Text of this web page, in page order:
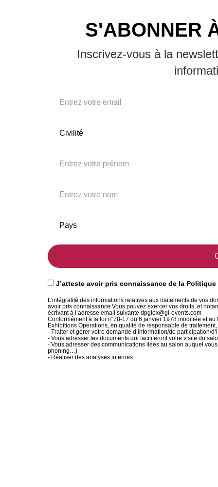
S'ABONNER
Inscrivez-vous à la
J’atteste avoir pris connaissance de la Politique
L’intégralité des informations relatives aux traitements de vos
avoir pris connaissance Vous pouvez exercer vos droits, et
écrivant à l’adresse email suivante dpglex@gl-events.com
Conformément à la loi n°78-17 du 6 janvier 1978 modifiée et
Exhibitions Opérations, en qualité de responsable de
- Traiter et gérer votre demande d’information/de participation/
- Vous adresser les documents qui faciliteront votre visite du
- Vous adresser des communications liées au salon auquel
phoning…)
- Réaliser des analyses internes